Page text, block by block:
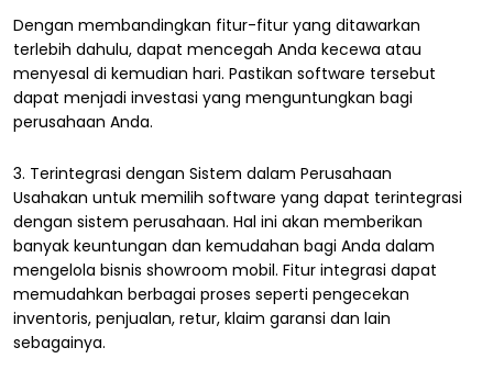
Dengan membandingkan fitur-fitur yang ditawarkan
terlebih dahulu, dapat mencegah Anda kecewa atau
menyesal di kemudian hari. Pastikan software tersebut
dapat menjadi investasi yang menguntungkan bagi
perusahaan Anda.
3. Terintegrasi dengan Sistem dalam Perusahaan
Usahakan untuk memilih software yang dapat terintegrasi
dengan sistem perusahaan. Hal ini akan memberikan
banyak keuntungan dan kemudahan bagi Anda dalam
mengelola bisnis showroom mobil. Fitur integrasi dapat
memudahkan berbagai proses seperti pengecekan
inventoris, penjualan, retur, klaim garansi dan lain
sebagainya.